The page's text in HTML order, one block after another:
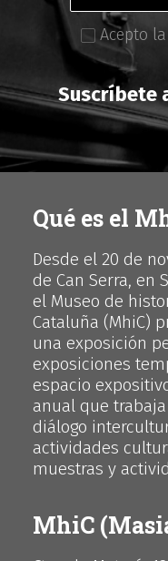
Acepto
Suscríbete
Qué es el
Desde el 20 de
de Can Serra, en
el Museo de
Cataluña (MhiC)
una exposición
exposiciones
espacio
anual que
diálogo
actividades
muestras y
MhiC